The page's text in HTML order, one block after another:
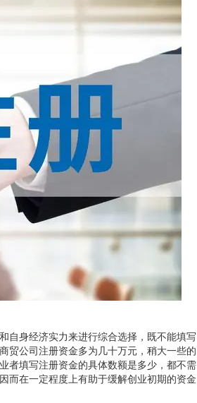
自身经济实力来进行综合选择，既不能填写
贸公司注册资金多为几十万元，稍大一些的
者填写注册资金的具体数额是多少，都不需
而在一定程度上有助于缓解创业初期的资金